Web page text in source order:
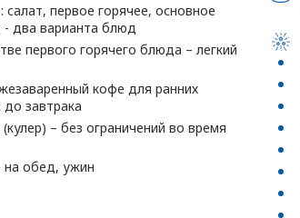
первое горячее, основное
- два варианта блюд
первого горячего блюда – легкий
кофе для ранних
до завтрака
– без ограничений во время
на обед, ужин